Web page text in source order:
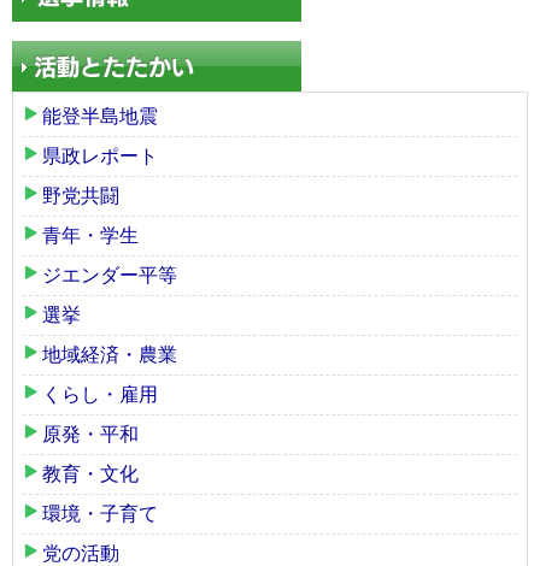
能登半島地震
県政レポート
野党共闘
青年・学生
ジエンダー平等
選挙
地域経済・農業
くらし・雇用
原発・平和
教育・文化
環境・子育て
党の活動